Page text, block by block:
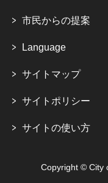
市民からの提案
Language
サイトマップ
サイトポリシー
サイトの使い方
Copyright © City